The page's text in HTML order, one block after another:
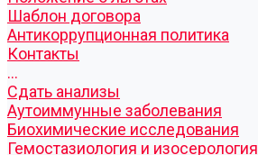
Шаблон договора
Антикоррупционная политика
Контакты
...
Cдать анализы
Аутоиммунные заболевания
Биохимические исследования
Гемостазиология и изосерология